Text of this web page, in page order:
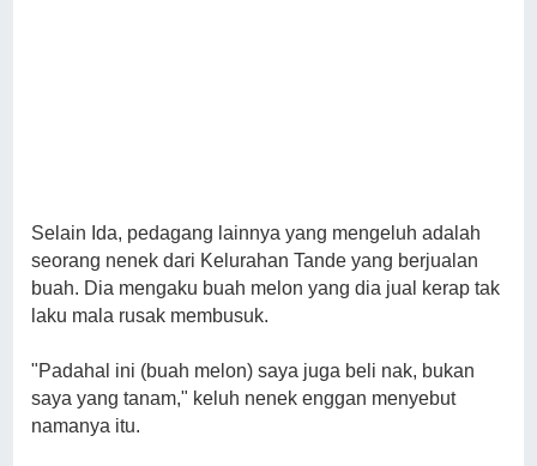
Selain Ida, pedagang lainnya yang mengeluh adalah
seorang nenek dari Kelurahan Tande yang berjualan
buah. Dia mengaku buah melon yang dia jual kerap tak
laku mala rusak membusuk.
"Padahal ini (buah melon) saya juga beli nak, bukan
saya yang tanam," keluh nenek enggan menyebut
namanya itu.